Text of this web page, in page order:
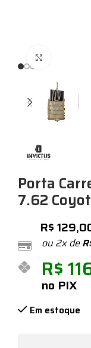
Porta
7.62
R$
ou 2x de
R$
no PIX
Em estoque